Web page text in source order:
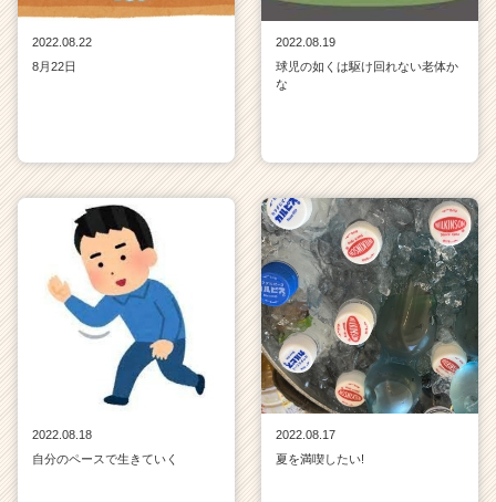
2022.08.22
8月22日
2022.08.19
球児の如くは駆け回れない老体か
な
2022.08.18
自分のペースで生きていく
2022.08.17
夏を満喫したい!